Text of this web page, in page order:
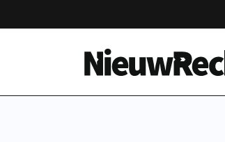
Homepage van NieuwRechts